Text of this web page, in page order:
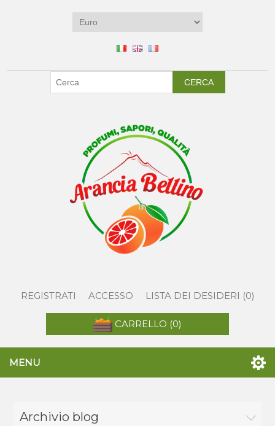
CERCA
REGISTRATI ACCESSO LISTA DEI DESIDERI (0)
CARRELLO (0)
MENU
Archivio blog